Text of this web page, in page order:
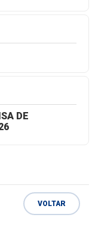
DE
VOLTAR